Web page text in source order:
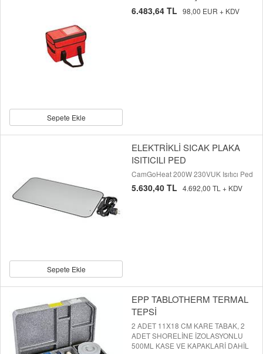
Sepete Ekle
6.483,64 TL 98,00 EUR + KDV
Sepete Ekle
ELEKTRİKLİ SICAK PLAKA
ISITICILI PED
CamGoHeat 200W 230VUK Isıtıcı Ped
5.630,40 TL 4.692,00 TL + KDV
EPP TABLOTHERM TERMAL
TEPSİ
2 ADET 11X18 CM KARE TABAK, 2
ADET SHORELİNE İZOLASYONLU
500ML KASE VE KAPAKLARİ DAHİL